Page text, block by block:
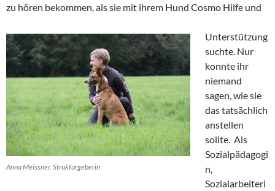
zu hören bekommen, als sie mit ihrem Hund Cosmo Hilfe und
Anna Meissner, Strukturgeberin
Unterstützung
suchte. Nur
konnte ihr
niemand
sagen, wie sie
das tatsächlich
anstellen
sollte. Als
Sozialpädagogi
n,
Sozialarbeiteri